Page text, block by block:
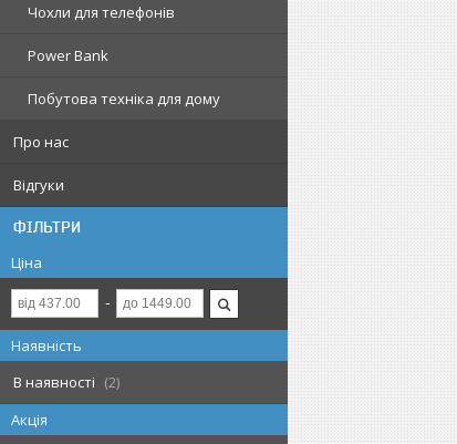
Чохли для телефонів
Power Bank
Побутова техніка для дому
Про нас
Відгуки
ФІЛЬТРИ
Ціна
Наявність
В наявності
2
Акція